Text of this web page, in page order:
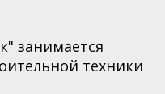
занимается
техники